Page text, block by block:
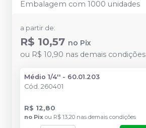
Embalagem com 1000 unidades
a partir de:
R$ 10,57 no Pix
ou R$ 10,90 nas demais condições
Médio 1/4'' - 60.01.203
Cód. 260401
R$ 12,80
no Pix ou R$ 13,20 nas demais condições